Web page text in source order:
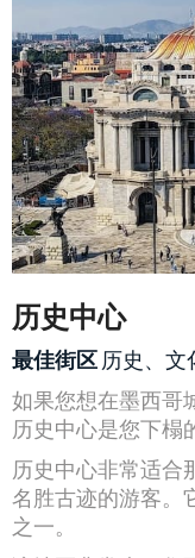
历史中心
最佳街区 历史、文
如果您想在墨西哥
历史中心是您下榻
历史中心非常适合
名胜古迹的游客。
之一。